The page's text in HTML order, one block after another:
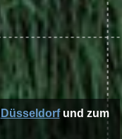
Düsseldorfund zum